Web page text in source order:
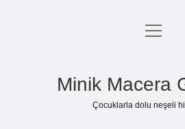
Anasayfa
menüyü
Minik Macera
Çocuklarla dolu neşeli